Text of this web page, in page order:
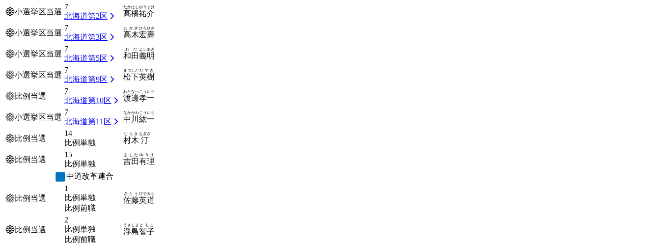
小選挙区当選
7
北海道第2区
髙橋
たかはし
祐介
ゆうすけ
小選挙区当選
7
北海道第3区
高木
たかぎ
宏壽
ひろひさ
小選挙区当選
7
北海道第5区
和田
わだ
義明
よしあき
小選挙区当選
7
北海道第9区
松下
まつした
英樹
ひでき
比例当選
7
北海道第10区
渡邊
わたなべ
孝一
こういち
小選挙区当選
7
北海道第11区
中川
なかがわ
紘一
こういち
比例当選
14
比例単独
村木
むらき
汀
なぎさ
比例当選
15
比例単独
吉田
よしだ
有理
ゆうり
中道改革連合
比例当選
1
比例単独
比例前職
佐藤
さとう
英道
ひでみち
比例当選
2
比例単独
比例前職
浮島
うきしま
智子
ともこ